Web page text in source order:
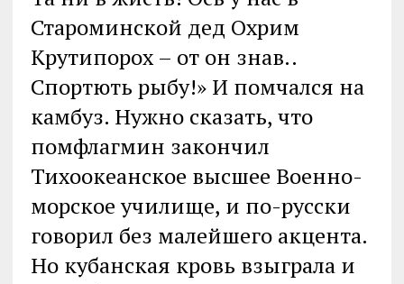
Староминской дед Охрим
Крутипорох – от он знав..
Спортють рыбу!» И помчался на
камбуз. Нужно сказать, что
помфлагмин закончил
Тихоокеанское высшее Военно-
морское училище, и по-русски
говорил без малейшего акцента.
Но кубанская кровь взыграла и